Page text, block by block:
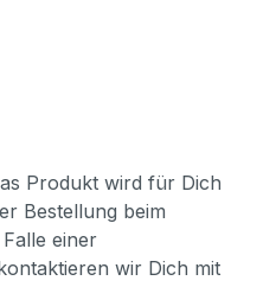
Produkt wird für Dich
Bestellung beim
einer
wir Dich mit